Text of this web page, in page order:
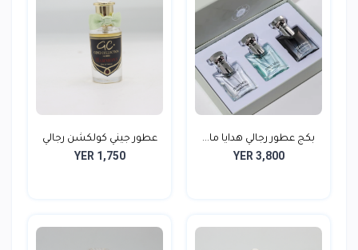
بكج عطور رجالي هدايا ما...
YER 3,800
عطور جيني كولكشن رجالي
YER 1,750